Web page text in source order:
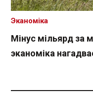
Мінус мільярд за
эканоміка
Эканоміка